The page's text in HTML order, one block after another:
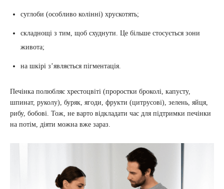
суглоби (особливо колінні) хрускотять;
складнощі з тим, щоб схуднути. Це більше стосується зони
живота;
на шкірі з’являється пігментація.
Печінка полюбляє хрестоцвіті (проростки броколі, капусту,
шпинат, руколу), буряк, ягоди, фрукти (цитрусові), зелень, яйця,
рибу, бобові. Тож, не варто відкладати час для підтримки печінки
на потім, діяти можна вже зараз.